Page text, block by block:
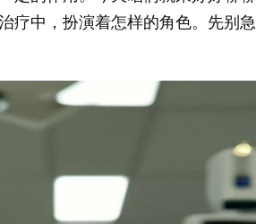
疗中，扮演着怎样的角色。先别